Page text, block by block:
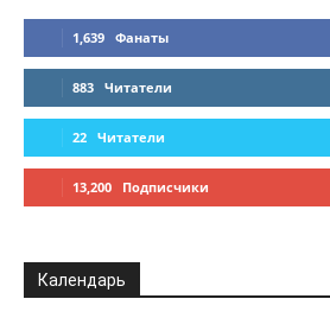
1,639 Фанаты
883 Читатели
22 Читатели
13,200 Подписчики
Календарь